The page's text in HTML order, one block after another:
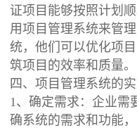
证项目能够按照计划
用项目管理系统来管
统，他们可以优化项
筑项目的效率和质量。
四、项目管理系统的
1、确定需求：企业需
确系统的需求和功能